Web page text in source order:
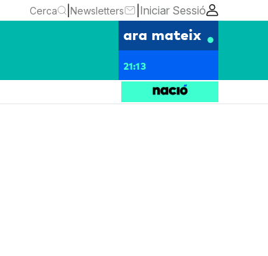
Cerca Newsletters Iniciar Sessió
ara mateix
21:13